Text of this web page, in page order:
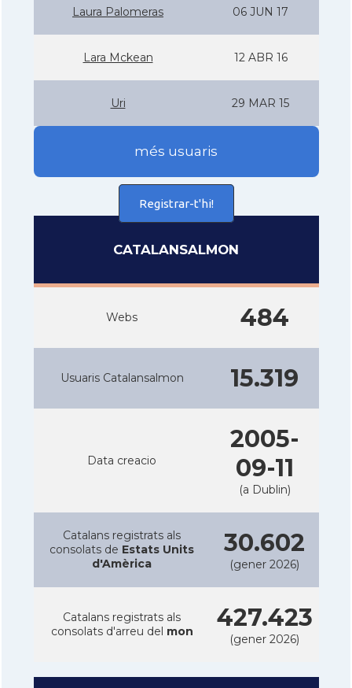
Laura Palomeras 06 JUN 17
Lara Mckean 12 ABR 16
Uri 29 MAR 15
més usuaris
Registrar-t'hi!
CATALANSALMON
Webs 484
Usuaris Catalansalmon 15.319
Data creacio
2005-
09-11
(a Dublin)
Catalans registrats als
consolats de Estats Units
d'Amèrica
30.602
(gener 2026)
Catalans registrats als
consolats d'arreu del mon 427.423
(gener 2026)